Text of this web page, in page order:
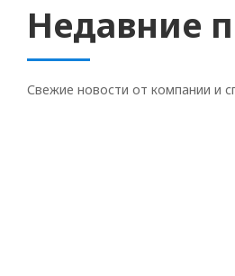
Недавние
Свежие новости от компании и